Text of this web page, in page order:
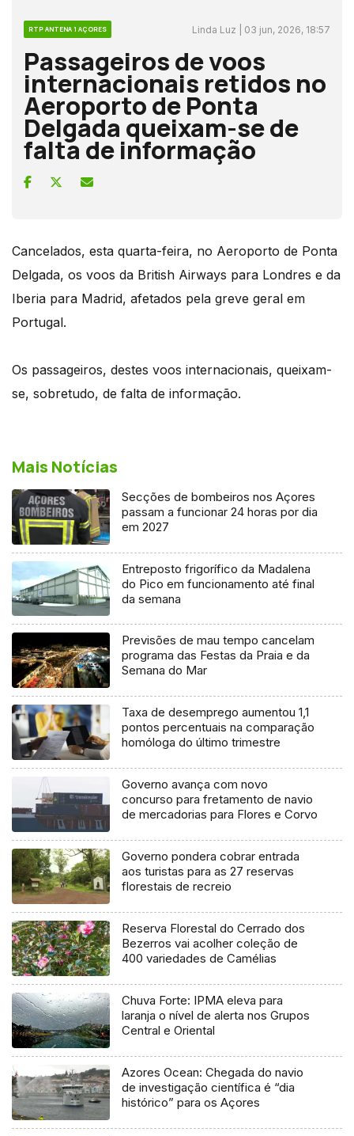
RTP ANTENA 1 AÇORES Linda Luz | 03 jun, 2026, 18:57
Passageiros de voos
internacionais retidos no
Aeroporto de Ponta
Delgada queixam-se de
falta de informação
Cancelados, esta quarta-feira, no Aeroporto de Ponta
Delgada, os voos da British Airways para Londres e da
Iberia para Madrid, afetados pela greve geral em
Portugal.
Os passageiros, destes voos internacionais, queixam-
se, sobretudo, de falta de informação.
Mais Notícias
Secções de bombeiros nos Açores
passam a funcionar 24 horas por dia
em 2027
Entreposto frigorífico da Madalena
do Pico em funcionamento até final
da semana
Previsões de mau tempo cancelam
programa das Festas da Praia e da
Semana do Mar
Taxa de desemprego aumentou 1,1
pontos percentuais na comparação
homóloga do último trimestre
Governo avança com novo
concurso para fretamento de navio
de mercadorias para Flores e Corvo
Governo pondera cobrar entrada
aos turistas para as 27 reservas
florestais de recreio
Reserva Florestal do Cerrado dos
Bezerros vai acolher coleção de
400 variedades de Camélias
Chuva Forte: IPMA eleva para
laranja o nível de alerta nos Grupos
Central e Oriental
Azores Ocean: Chegada do navio
de investigação científica é “dia
histórico” para os Açores